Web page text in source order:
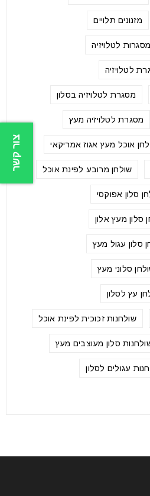
מזנונים תלויים
מסגרות לטלויזיה
לטלויזיה
מסגרת לטלויזיה בסלון
מסגרת לטלויזיה מעץ
אוכל מעץ אגוז אמריקאי
שולחן מרובע לפינת אוכל
סלון אפוקסי
סלון מעץ אלון
סלון עגול מעץ
סלוני מעץ
עץ לסלון
שולחנות זכוכית לפינת אוכל
סלון מעוצבים מעץ
עגולים לסלון
צור קשר